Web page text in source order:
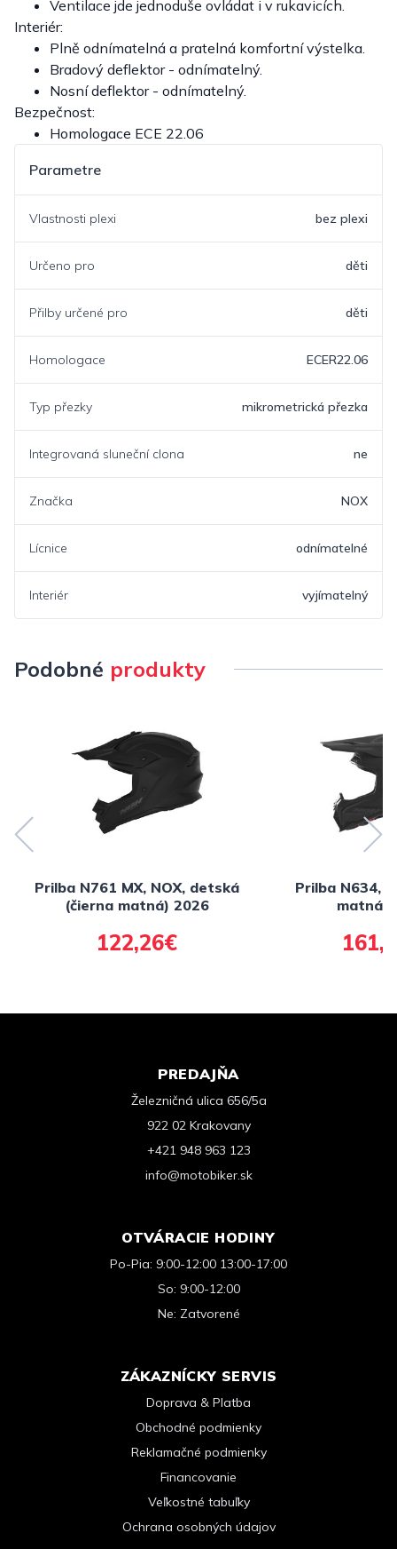
Ventilace jde jednoduše ovládat i v rukavicích.
Interiér:
Plně odnímatelná a pratelná komfortní výstelka.
Bradový deflektor - odnímatelný.
Nosní deflektor - odnímatelný.
Bezpečnost:
Homologace ECE 22.06
Parametre
Vlastnosti plexi bez plexi
Určeno pro děti
Přilby určené pro děti
Homologace ECER22.06
Typ přezky mikrometrická přezka
Integrovaná sluneční clona ne
Značka NOX
Lícnice odnímatelné
Interiér vyjímatelný
Podobné produkty
Prilba N761 MX, NOX, detská
(čierna matná) 2026
122,26€
Prilba N634,
matná)
PREDAJŇA
Železničná ulica 656/5a
922 02 Krakovany
+421 948 963 123
info@motobiker.sk
OTVÁRACIE HODINY
Po-Pia: 9:00-12:00 13:00-17:00
So: 9:00-12:00
Ne: Zatvorené
ZÁKAZNÍCKY SERVIS
Doprava & Platba
Obchodné podmienky
Reklamačné podmienky
Financovanie
Veľkostné tabuľky
Ochrana osobných údajov